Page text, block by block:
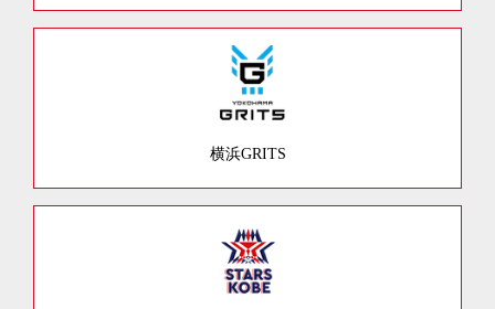
横浜GRITS